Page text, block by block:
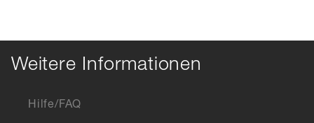
Weitere Informationen
Hilfe/FAQ